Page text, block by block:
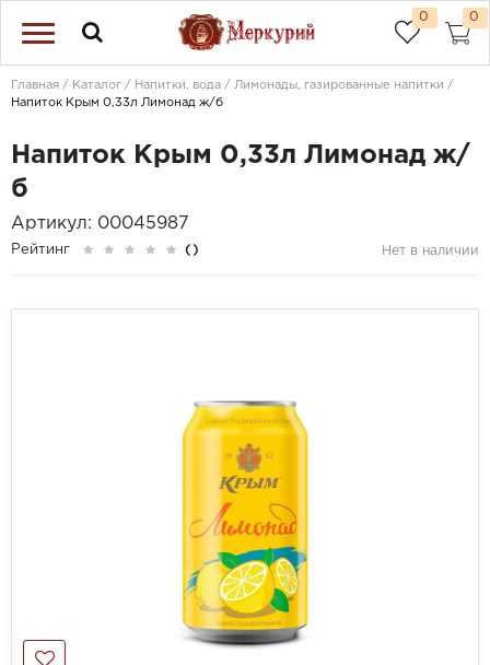
0 0
Главная Каталог Напитки, вода
Лимонады, газированные напитки
Напиток Крым 0,33л Лимонад ж/б
Напиток Крым 0,33л Лимонад ж/
б
Артикул: 00045987
Рейтинг () Нет в наличии